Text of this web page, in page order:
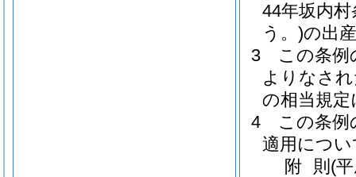
44年坂内
う。)の出
3
この条例
よりなさ
の相当規
4
この条
適用につ
附 則 (